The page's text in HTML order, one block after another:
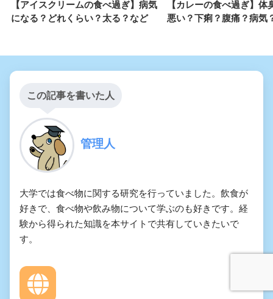
【アイスクリームの食べ過ぎ】病気
になる？どれくらい？太る？など
【カレーの食べ過ぎ】体
悪い？下痢？腹痛？病気
この記事を書いた人
管理人
大学では食べ物に関する研究を行っていました。飲食が
好きで、食べ物や飲み物について学ぶのも好きです。経
験から得られた知識を本サイトで共有していきたいで
す。